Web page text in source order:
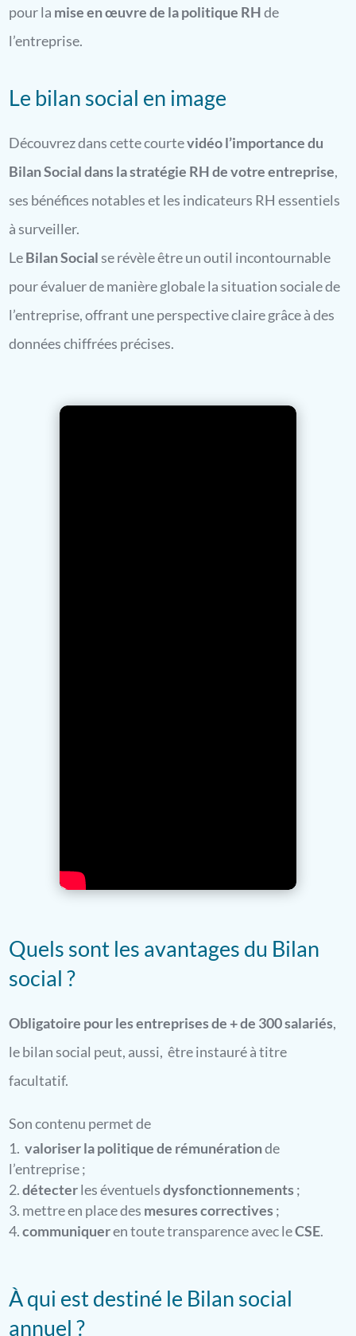
pour la mise en œuvre de la politique RHde
l’entreprise.
Le bilan social en image
Découvrez dans cette courtevidéo l’importance du
Bilan Social dans la stratégie RH de votre entreprise,
ses bénéfices notables et les indicateurs RH essentiels
à surveiller.
LeBilan Socialse révèle être un outil incontournable
pour évaluer de manière globale la situation sociale de
l’entreprise, offrant une perspective claire grâce à des
données chiffrées précises.
Quels sont les avantages du Bilan
social ?
Obligatoire pour les entreprises de + de 300 salariés,
le bilan social peut, aussi, être instauré à titre
facultatif.
Son contenu permet de
valoriser la politique de rémunérationde
l’entreprise ;
détecterles éventuelsdysfonctionnements;
mettre en place des mesures correctives;
communiqueren toute transparence avec leCSE.
À qui est destiné le Bilan social
annuel ?